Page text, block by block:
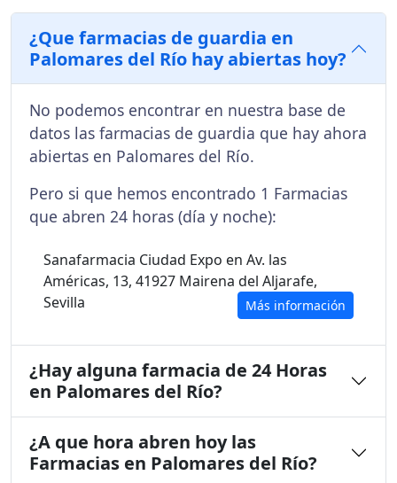
¿Que farmacias de guardia en
Palomares del Río hay abiertas hoy?
No podemos encontrar en nuestra base de
datos las farmacias de guardia que hay ahora
abiertas en Palomares del Río.
Pero si que hemos encontrado 1 Farmacias
que abren 24 horas (día y noche):
Sanafarmacia Ciudad Expo en Av. las
Américas, 13, 41927 Mairena del Aljarafe,
Sevilla
Más información
¿Hay alguna farmacia de 24 Horas
en Palomares del Río?
¿A que hora abren hoy las
Farmacias en Palomares del Río?